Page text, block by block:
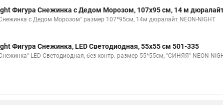
Фигура Снежинка с Дедом Морозом, 107х95 см, 14 м
с Дедом Морозом" размер 107*95см, 14м дюралайт NEON-NIGHT
Фигура Снежинка, LED Светодиодная, 55х55 см 501-335
LED Светодиодная, без контр. размер 55*55см, "СИНЯЯ" NEON-